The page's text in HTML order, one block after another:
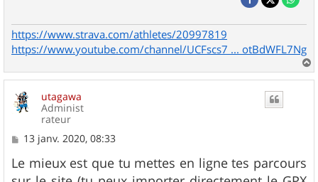
https://www.strava.com/athletes/20997819
https://www.youtube.com/channel/UCFscs7 ... otBdWFL7Ng
a
utagawa
Administ
rateur
M
s
s
13 janv. 2020, 08:33
Le mieux est que tu mettes en ligne tes parcours